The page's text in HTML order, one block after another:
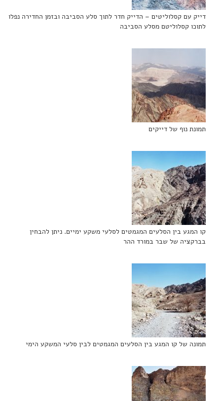
דייק עם קסלוליטים – הדייק חדר לתוך סלע הסביבה ובזמן החדירה נפלו
לתוכו קסלוליטם מסלע הסביבה
תמונת נוף של דייקים
קו המגע בין הסלעים המגמטים לסלעי משקע ימיים. ניתן להבחין
בברקציה של שבר במורד ההר
תמונה של קו המגע בין הסלעים המגמטים לבין סלעי המשקע הימי